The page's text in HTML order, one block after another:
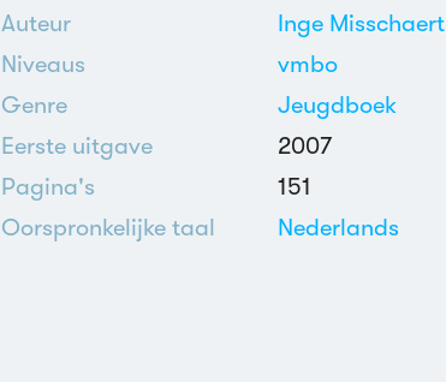
Auteur
Inge Misschaert
Niveaus
vmbo
Genre
Jeugdboek
Eerste uitgave
2007
Pagina's
151
Oorspronkelijke taal
Nederlands